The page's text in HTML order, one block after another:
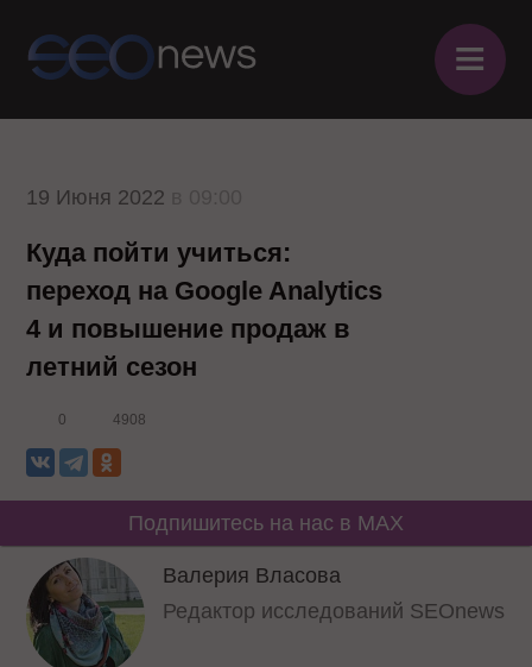
≡
19 Июня 2022
Куда пойти учиться:
переход на Google Analytics
4 и повышение продаж в
летний сезон
0 4908
Подпишитесь на нас в MAX
Валерия Власова
Редактор исследований SEOnews